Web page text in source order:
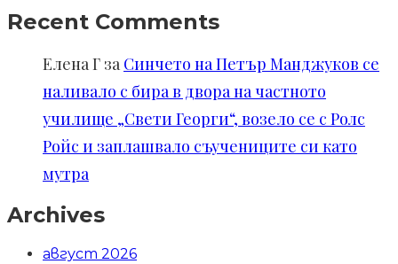
Recent Comments
Елена Г за Синчето на Петър Манджуков се
наливало с бира в двора на частното
училище „Свети Георги“, возело се с Ролс
Ройс и заплашвало съучениците си като
мутра
Archives
август 2026